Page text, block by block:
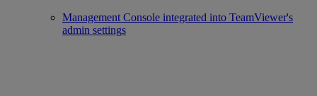
Management Console integrated into TeamViewer's
admin settings